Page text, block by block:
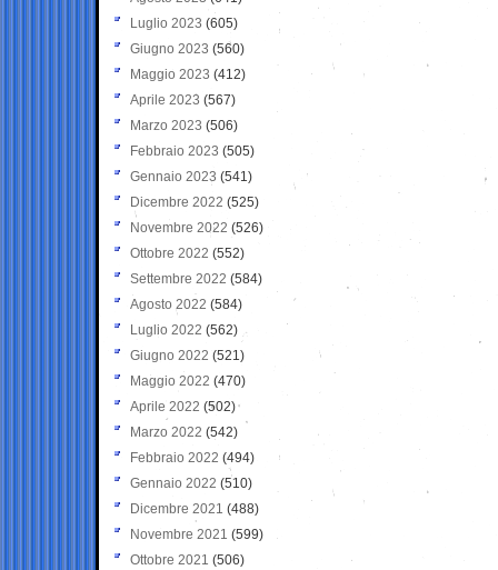
Luglio 2023 (605)
Giugno 2023 (560)
Maggio 2023 (412)
Aprile 2023 (567)
Marzo 2023 (506)
Febbraio 2023 (505)
Gennaio 2023 (541)
Dicembre 2022 (525)
Novembre 2022 (526)
Ottobre 2022 (552)
Settembre 2022 (584)
Agosto 2022 (584)
Luglio 2022 (562)
Giugno 2022 (521)
Maggio 2022 (470)
Aprile 2022 (502)
Marzo 2022 (542)
Febbraio 2022 (494)
Gennaio 2022 (510)
Dicembre 2021 (488)
Novembre 2021 (599)
Ottobre 2021 (506)